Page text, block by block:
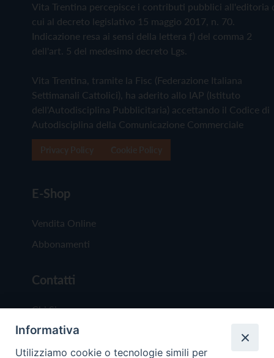
Vita Trentina percepisce i contributi pubblici all'editoria
cui al decreto legislativo 15 maggio 2017, n. 70.
Indicazione resa ai sensi della lettera f) del comma 2
dell'art. 5 del medesimo decreto Lgs.
Vita Trentina, tramite la Fisc (Federazione Italiana
Settimanali Cattolici), ha aderito allo IAP (Istituto
dell'Autodisciplina Pubblicitaria) accettando il Codice di
Autodisciplina della Comunicazione Commerciale
E-Shop
Vendita Online
Abbonamenti
Contatti
Chi Siamo
Redazione
Scrivici
Informativa
Utilizziamo cookie o tecnologie simili per